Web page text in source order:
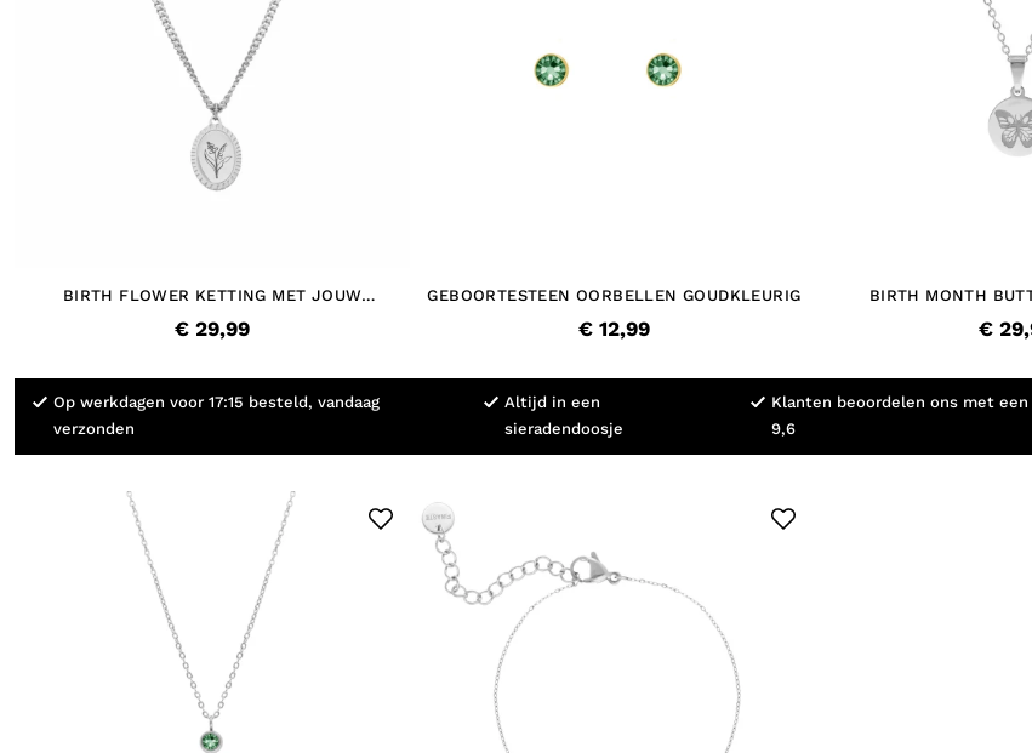
BIRTH FLOWER KETTING MET JOUW
€ 29,99
GEBOORTESTEEN OORBELLEN GOUDKLEURIG
€ 12,99
BIRTH MONTH
€
Op werkdagen voor 17:15 besteld, vandaag
verzonden
Altijd in een
sieradendoosje
Klanten beoordelen ons met een
9,6